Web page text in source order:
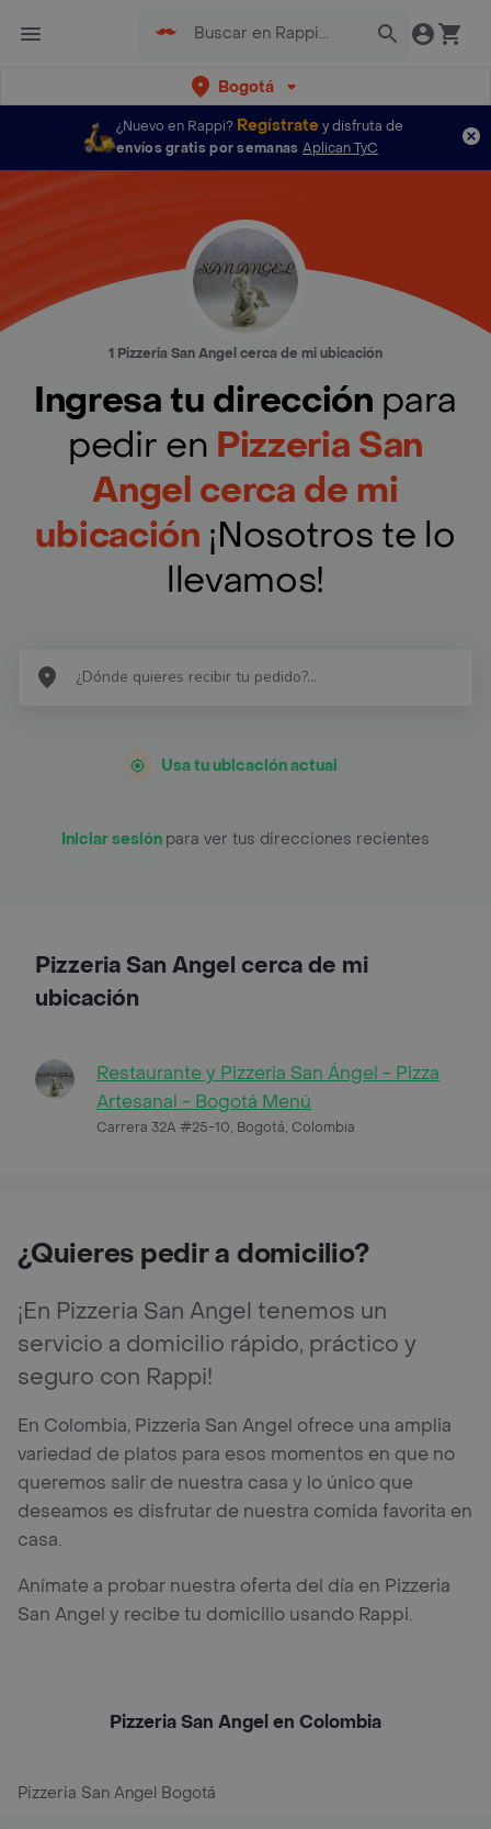
Bogotá
¿Nuevo en Rappi? Regístratey disfruta de
envíos gratis por semanas Aplican TyC
1 Pizzeria San Angel cerca de mi ubicación
Ingresa tu dirección para
pedir en Pizzeria San
Angel cerca de mi
ubicación ¡Nosotros te lo
llevamos!
Usa tu ubicación actual
Iniciar sesión para ver tus direcciones recientes
Pizzeria San Angel cerca de mi
ubicación
Restaurante y Pizzeria San Ángel - Pizza
Artesanal - Bogotá Menú
Carrera 32A #25-10, Bogotá, Colombia
¿Quieres pedir a domicilio?
¡En Pizzeria San Angel tenemos un
servicio a domicilio rápido, práctico y
seguro con Rappi!
En Colombia, Pizzeria San Angel ofrece una amplia
variedad de platos para esos momentos en que no
queremos salir de nuestra casa y lo único que
deseamos es disfrutar de nuestra comida favorita en
casa.
Anímate a probar nuestra oferta del día en Pizzeria
San Angel y recibe tu domicilio usando Rappi.
Pizzeria San Angel en Colombia
Pizzeria San Angel Bogotá